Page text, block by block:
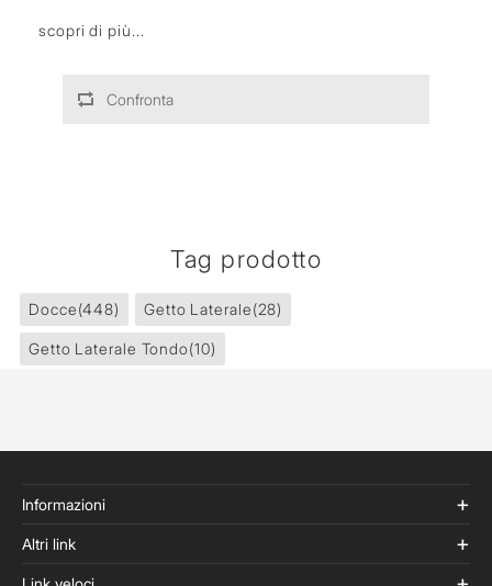
scopri di più...
Confronta
Tag prodotto
Docce(448) Getto Laterale(28)
Getto Laterale Tondo(10)
Informazioni
Altri link